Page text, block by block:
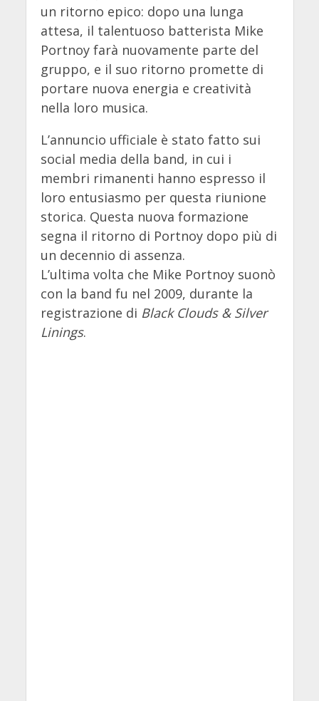
un ritorno epico: dopo una lunga
attesa, il talentuoso batterista Mike
Portnoy farà nuovamente parte del
gruppo, e il suo ritorno promette di
portare nuova energia e creatività
nella loro musica.
L’annuncio ufficiale è stato fatto sui
social media della band, in cui i
membri rimanenti hanno espresso il
loro entusiasmo per questa riunione
storica. Questa nuova formazione
segna il ritorno di Portnoy dopo più di
un decennio di assenza.
L’ultima volta che Mike Portnoy suonò
con la band fu nel 2009, durante la
registrazione di Black Clouds & Silver
Linings.